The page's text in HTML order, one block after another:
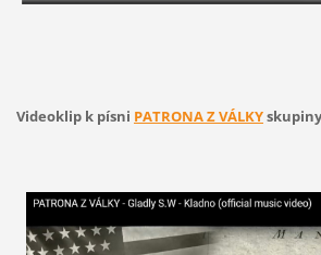
Videoklip k písni PATRONA Z VÁLKYskupiny